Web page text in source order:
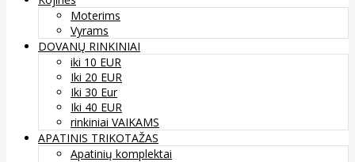
Moterims
Vyrams
DOVANŲ RINKINIAI
iki 10 EUR
Iki 20 EUR
Iki 30 Eur
Iki 40 EUR
rinkiniai VAIKAMS
APATINIS TRIKOTAŽAS
Apatinių komplektai